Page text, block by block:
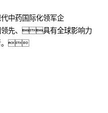
中药国际化领军企
先、具有全球影响力
。